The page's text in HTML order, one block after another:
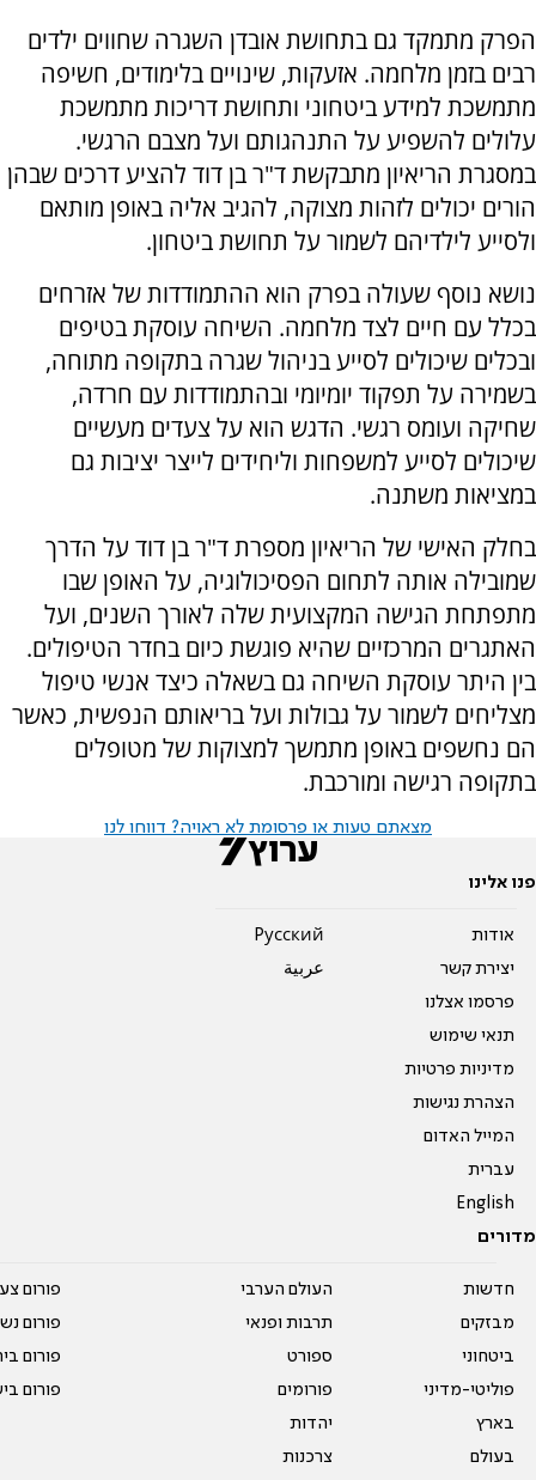
הפרק מתמקד גם בתחושת אובדן השגרה שחווים ילדים
רבים בזמן מלחמה. אזעקות, שינויים בלימודים, חשיפה
מתמשכת למידע ביטחוני ותחושת דריכות מתמשכת
עלולים להשפיע על התנהגותם ועל מצבם הרגשי.
במסגרת הריאיון מתבקשת ד"ר בן דוד להציע דרכים שבהן
הורים יכולים לזהות מצוקה, להגיב אליה באופן מותאם
ולסייע לילדיהם לשמור על תחושת ביטחון.
נושא נוסף שעולה בפרק הוא ההתמודדות של אזרחים
בכלל עם חיים לצד מלחמה. השיחה עוסקת בטיפים
ובכלים שיכולים לסייע בניהול שגרה בתקופה מתוחה,
בשמירה על תפקוד יומיומי ובהתמודדות עם חרדה,
שחיקה ועומס רגשי. הדגש הוא על צעדים מעשיים
שיכולים לסייע למשפחות וליחידים לייצר יציבות גם
במציאות משתנה.
בחלק האישי של הריאיון מספרת ד"ר בן דוד על הדרך
שמובילה אותה לתחום הפסיכולוגיה, על האופן שבו
מתפתחת הגישה המקצועית שלה לאורך השנים, ועל
האתגרים המרכזיים שהיא פוגשת כיום בחדר הטיפולים.
בין היתר עוסקת השיחה גם בשאלה כיצד אנשי טיפול
מצליחים לשמור על גבולות ועל בריאותם הנפשית, כאשר
הם נחשפים באופן מתמשך למצוקות של מטופלים
בתקופה רגישה ומורכבת.
מצאתם טעות או פרסומת לא ראויה? דווחו לנו
פנו אלינו
אודות
יצירת קשר
פרסמו אצלנו
תנאי שימוש
מדיניות פרטיות
הצהרת נגישות
המייל האדום
עברית
English
Pусский
عربية
מדורים
חדשות
מבזקים
ביטחוני
פוליטי-מדיני
בארץ
בעולם
העולם הערבי
תרבות ופנאי
ספורט
פורומים
יהדות
צרכנות
פורום
פורום
פורום
פורום